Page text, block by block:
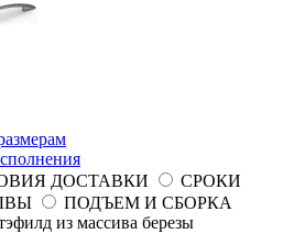
ДОСТАВКИ
СРОКИ
ПОДЪЕМ И СБОРКА
из массива березы